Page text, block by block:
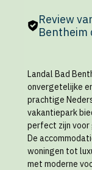
Review
Bentheim
Landal Bad
onvergetelijke
prachtige
vakantiepark
perfect zijn voor
De
woningen tot
met moderne